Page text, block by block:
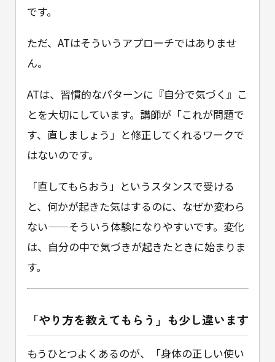
です。
ただ、ATはそういうアプローチではありませ
ん。
ATは、習慣的なパターンに『自分で気づく』こ
とを大切にしています。講師が「これが問題で
す、直しましょう」と修正してくれるワークで
はないのです。
「直してもらおう」というスタンスで受ける
と、何かが起きた気はするのに、なぜか変わら
ない——そういう体験になりやすいです。変化
は、自分の中で気づきが起きたときに始まりま
す。
「やり方を教えてもらう」も少し違います
もうひとつよくあるのが、「身体の正しい使い